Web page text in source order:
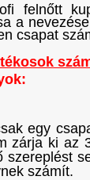
felnőtt
a
csapat
egy
zárja ki az
szereplést
számít.